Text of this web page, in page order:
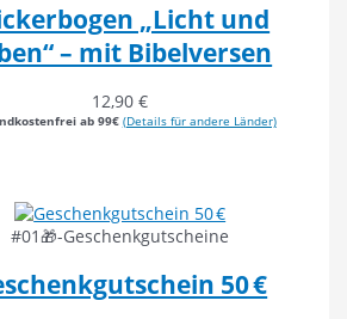
„Licht und
– mit Bibelversen
12,90€
ab 99€ (Details für andere Länder)
#01🎁-Geschenkgutscheine
50 €